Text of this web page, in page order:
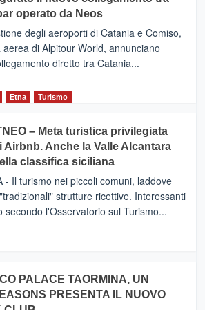
operato da Neos
degli aeroporti di Catania e Comiso,
di Alpitour World, annunciano
diretto tra Catania...
Etna Turismo
– Meta turistica privilegiata
Anche la Valle Alcantara
classifica siciliana
- Il turismo nei piccoli comuni, laddove
strutture ricettive. Interessanti
secondo l'Osservatorio sul Turismo...
PALACE TAORMINA, UN
PRESENTA IL NUOVO